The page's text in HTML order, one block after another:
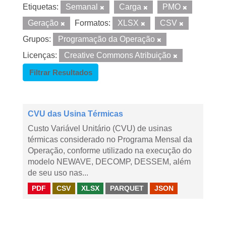
Etiquetas: Semanal Carga
PMO
Geração
Formatos: XLSX
CSV
Grupos:
Programação da Operação
Licenças:
Creative Commons Atribuição
Filtrar Resultados
CVU das Usina Térmicas
Custo Variável Unitário (CVU) de usinas
térmicas considerado no Programa Mensal da
Operação, conforme utilizado na execução do
modelo NEWAVE, DECOMP, DESSEM, além
de seu uso nas...
PDF CSV XLSX PARQUET JSON